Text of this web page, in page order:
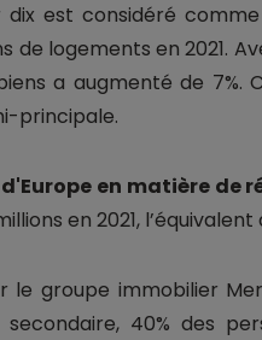
est considéré
de logements en 2021.
a augmenté de 7%.
principale.
en matière de
en 2021, l’équivalent
groupe immobilier
secondaire, 40% des